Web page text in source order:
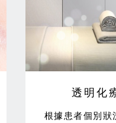
透明化
根據患者個別狀